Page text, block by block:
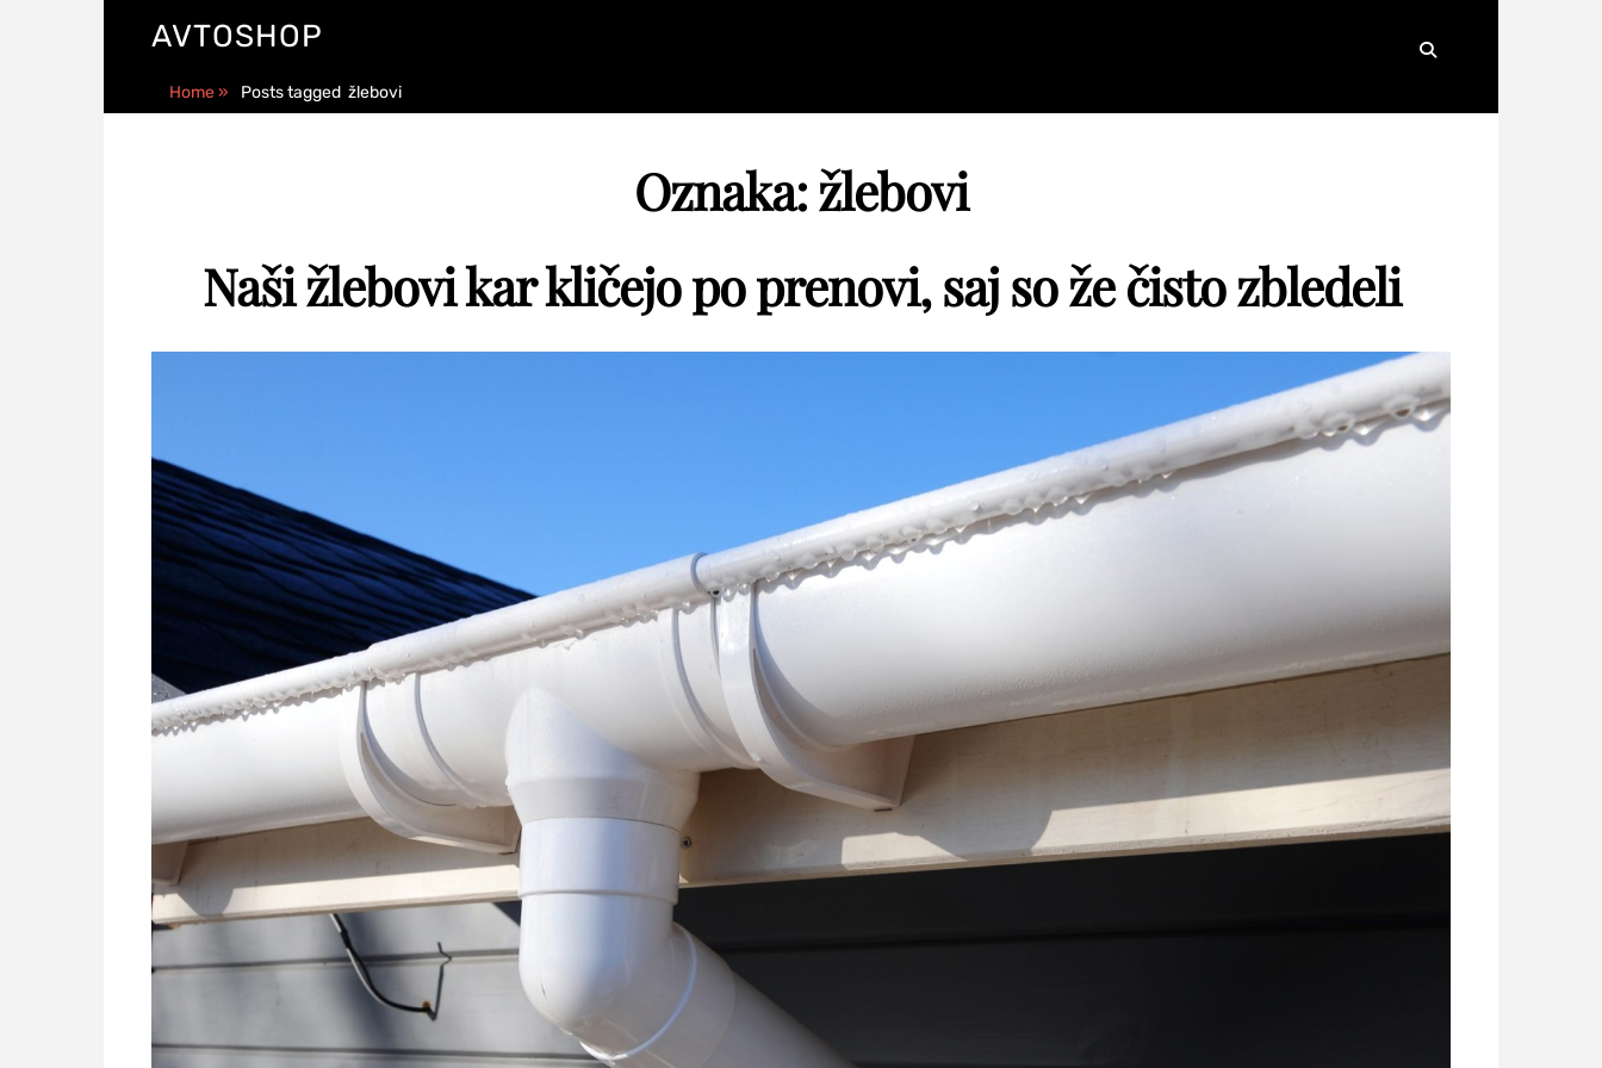
AVTOSHOP
Search
Home» Posts tagged žlebovi
Oznaka:žlebovi
Naši žlebovi kar kličejo po prenovi, saj so že čisto zbledeli